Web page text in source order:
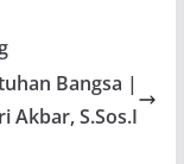
Bangsa |
Akbar, S.Sos.I